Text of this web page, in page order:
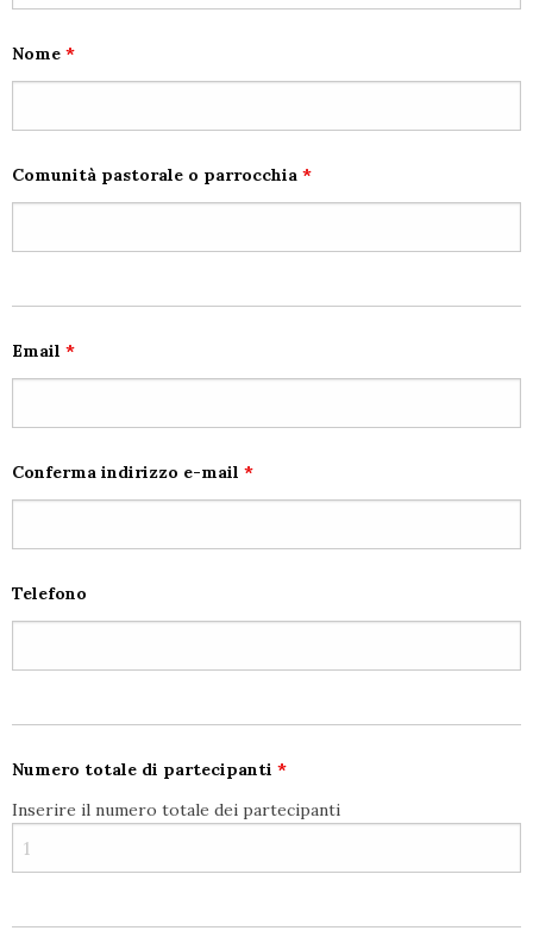
Nome *
Comunità pastorale o parrocchia *
Email *
Conferma indirizzo e-mail *
Telefono
Numero totale di partecipanti *
Inserire il numero totale dei partecipanti